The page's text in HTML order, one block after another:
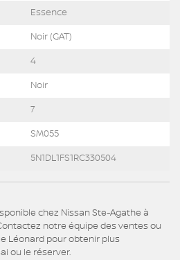
Essence
Noir (GAT)
4
Noir
7
SM055
5N1DL1FS1RC330504
chez Nissan Ste-Agathe à
notre équipe des ventes ou
Léonard pour obtenir plus
ou le réserver.